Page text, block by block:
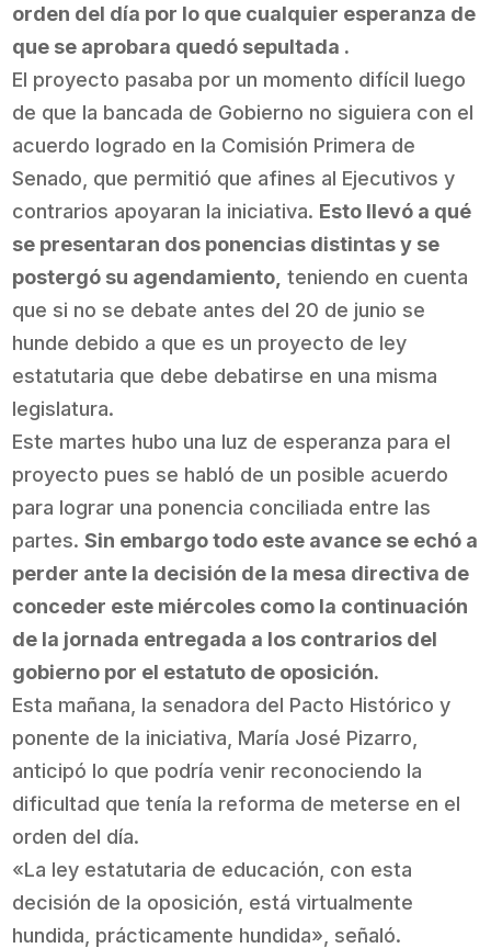
orden del día por lo que cualquier esperanza de
que se aprobara quedó sepultada .
El proyecto pasaba por un momento difícil luego
de que la bancada de Gobierno no siguiera con el
acuerdo logrado en la Comisión Primera de
Senado, que permitió que afines al Ejecutivos y
contrarios apoyaran la iniciativa. Esto llevó a qué
se presentaran dos ponencias distintas y se
postergó su agendamiento, teniendo en cuenta
que si no se debate antes del 20 de junio se
hunde debido a que es un proyecto de ley
estatutaria que debe debatirse en una misma
legislatura.
Este martes hubo una luz de esperanza para el
proyecto pues se habló de un posible acuerdo
para lograr una ponencia conciliada entre las
partes.Sin embargo todo este avance se echó a
perder ante la decisión de la mesa directiva de
conceder este miércoles como la continuación
de la jornada entregada a los contrarios del
gobierno por el estatuto de oposición.
Esta mañana, la senadora del Pacto Histórico y
ponente de la iniciativa, María José Pizarro,
anticipó lo que podría venir reconociendo la
dificultad que tenía la reforma de meterse en el
orden del día.
«La ley estatutaria de educación, con esta
decisión de la oposición, está virtualmente
hundida, prácticamente hundida», señaló.